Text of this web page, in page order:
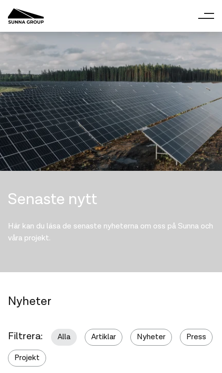
Senaste nytt
Här kan du läsa de senaste nyheterna om oss på Sunna och
våra projekt.
Nyheter
Filtrera: Alla Artiklar Nyheter
Press
Projekt